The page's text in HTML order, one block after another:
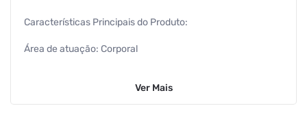
Características Principais do Produto:
Área de atuação: Corporal
Ver Mais